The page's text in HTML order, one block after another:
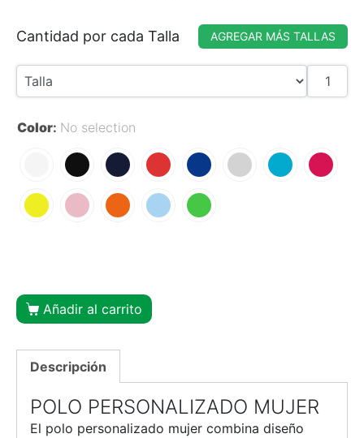
Cantidad por cada Talla AGREGAR MÁS TALLAS
Color: No selection
Añadir al carrito
Descripción
POLO PERSONALIZADO MUJER
El polo personalizado mujer combina diseño